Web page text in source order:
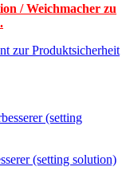
/ Weichmacher zu
zur Produktsicherheit
(setting solution)